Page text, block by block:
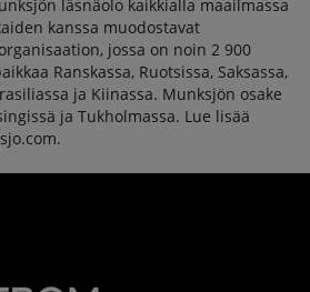
läsnäolo kaikkialla maailmassa
kanssa muodostavat
jossa on noin 2 900
Ranskassa, Ruotsissa, Saksassa,
ja Kiinassa. Munksjön osake
ja Tukholmassa. Lue lisää